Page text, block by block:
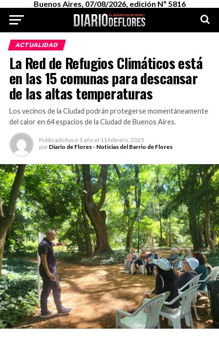
Buenos Aires, 07/08/2026, edición Nº 5816
ACTUALIDAD
La Red de Refugios Climáticos está
en las 15 comunas para descansar
de las altas temperaturas
Los vecinos de la Ciudad podrán protegerse momentáneamente
del calor en 64 espacios de la Ciudad de Buenos Aires.
Publicado hace 1 año el 11 febrero, 2025
por Diario de Flores - Noticias del Barrio de Flores